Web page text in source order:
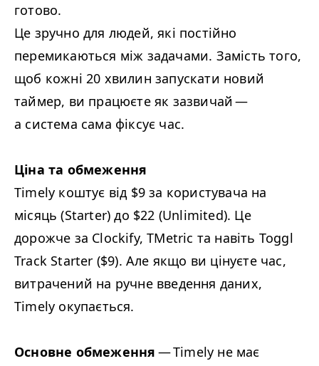
готово.
Це зручно для людей, які постійно
перемикаються між задачами. Замість того,
щоб кожні 20 хвилин запускати новий
таймер, ви працюєте як зазвичай —
а система сама фіксує час.
Ціна та обмеження
Timely коштує від $9 за користувача на
місяць (Starter) до $22 (Unlimited). Це
дорожче за Clockify, TMetric та навіть Toggl
Track Starter ($9). Але якщо ви цінуєте час,
витрачений на ручне введення даних,
Timely окупається.
Основне обмеження — Timely не має